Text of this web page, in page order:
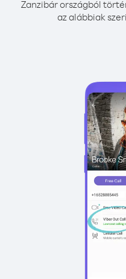
Zanzibár országból
az alábbiak